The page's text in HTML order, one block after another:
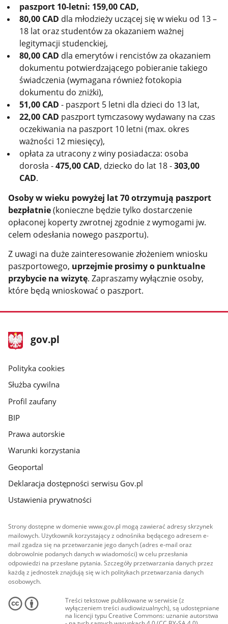
paszport 10-letni: 159,00 CAD,
80,00 CAD dla młodzieży uczącej się w wieku od 13 –
18 lat oraz studentów za okazaniem ważnej
legitymacji studenckiej,
80,00 CAD dla emerytów i rencistów za okazaniem
dokumentu potwierdzającego pobieranie takiego
świadczenia (wymagana również fotokopia
dokumentu do zniżki),
51,00 CAD - paszport 5 letni dla dzieci do 13 lat,
22,00 CAD paszport tymczasowy wydawany na czas
oczekiwania na paszport 10 letni (max. okres
ważności 12 miesięcy),
opłata za utracony z winy posiadacza: osoba
dorosła -475,00 CAD, dziecko do lat 18 -303,00
CAD.
Osoby w wieku powyżej lat 70 otrzymują paszport
bezpłatnie(konieczne będzie tylko dostarczenie
opłaconej koperty zwrotnej zgodnie z wymogami jw.
celem odesłania nowego paszportu).
Z uwagi na duże zainteresowanie złożeniem wniosku
paszportowego, uprzejmie prosimy o punktualne
przybycie na wizytę. Zapraszamy wyłącznie osoby,
które będą wnioskować o paszport.
stopka
gov.pl
Strona
gov.pl
gov.pl
Polityka cookies
Służba cywilna
Profil zaufany
BIP
Prawa autorskie
Warunki korzystania
Geoportal
Deklaracja dostępności serwisu Gov.pl
Ustawienia prywatności
Strony dostępne w domenie www.gov.pl mogą zawierać adresy skrzynek
mailowych. Użytkownik korzystający z odnośnika będącego adresem e-
mail zgadza się na przetwarzanie jego danych (adres e-mail oraz
dobrowolnie podanych danych w wiadomości) w celu przesłania
odpowiedzi na przesłane pytania. Szczegóły przetwarzania danych przez
każdą z jednostek znajdują się w ich politykach przetwarzania danych
osobowych.
Treści tekstowe publikowane w serwisie (z
wyłączeniem treści audiowizualnych), są udostępniane
na licencji typu Creative Commons: uznanie autorstwa